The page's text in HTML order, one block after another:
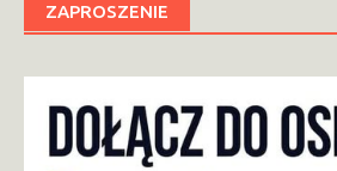
ZAPROSZENIE